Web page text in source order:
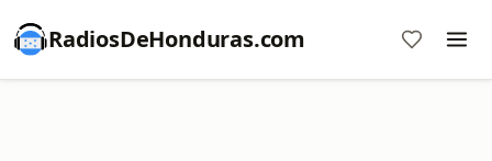
RadiosDeHonduras.com